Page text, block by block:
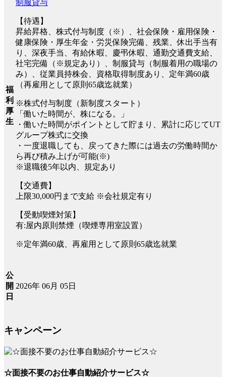
福
利
厚
生
制服貸与
【待遇】
昇給昇格、株式付与制度（※）、社会保険・雇用保険・
健康保険・厚生年金・労災保険完備、残業、休出手当有
り、深夜手当、有給休暇、慶弔休暇、通勤交通費支給、
社宅完備（※規定あり）、制服貸与（制服着用の職場の
み）、従業員持株会、資格取得制度あり、定年満60歳
（再雇用として原則65歳迄就業）
※株式付与制度（新制度スタート）
「働いた時間が、株になる。」
・働いた時間がポイントとして貯まり、累計に応じてUT
グループ株式に交換
・一度退職しても、戻ってきた際には過去の労働時間か
ら再び積み上げが可能(※)
※退職後5年以内、規定あり
【交通費】
上限30,000円まで支給 ※会社規定有り
【受動喫煙対策】
有:屋内原則禁煙（喫煙専用室設置）
※定年満60歳、再雇用として原則65歳迄就業
公
開
日
2026年 06月 05日
キャンペーン
☆面接不要のお仕事自動紹介サービス☆